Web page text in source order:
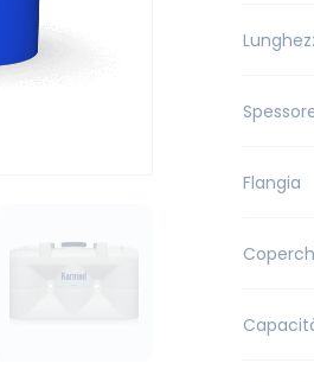
Flangia